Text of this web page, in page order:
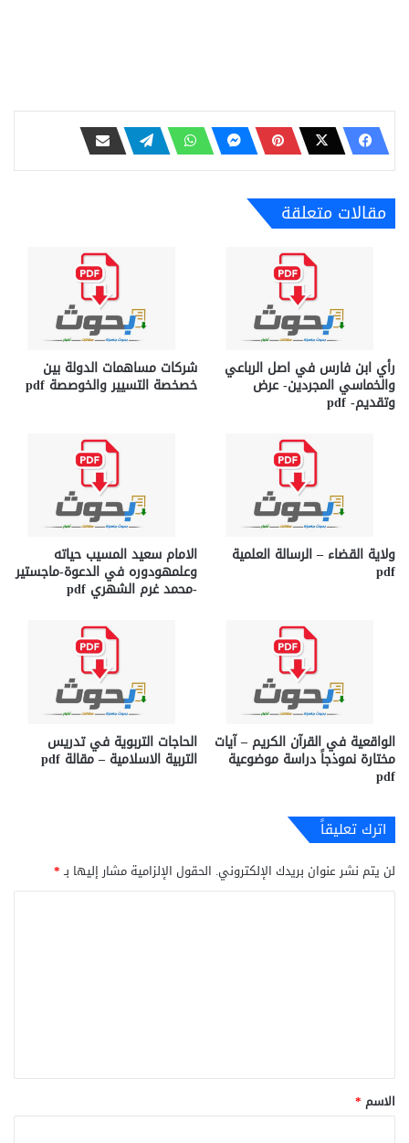
مقالات متعلقة
رأي ابن فارس في اصل الرباعي
والخماسي المجردين- عرض
وتقديم- pdf
شركات مساهمات الدولة بين
خصخصة التسيير والخوصصة pdf
ولاية القضاء – الرسالة العلمية
pdf
الامام سعيد المسيب حياته
وعلمهودوره في الدعوة-ماجستير
-محمد غرم الشهري pdf
الواقعية في القرآن الكريم – آيات
مختارة نموذجاً دراسة موضوعية
pdf
الحاجات التربوية في تدريس
التربية الاسلامية – مقالة pdf
اترك تعليقاً
لن يتم نشر عنوان بريدك الإلكتروني. الحقول الإلزامية مشار إليها بـ*
*
الاسم *